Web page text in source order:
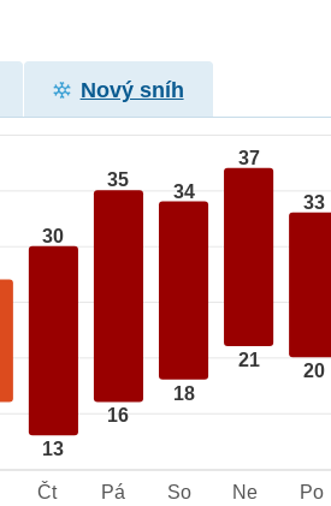
Nový sníh
30
13
35
16
34
18
37
21
33
20
Čt Pá So Ne Po